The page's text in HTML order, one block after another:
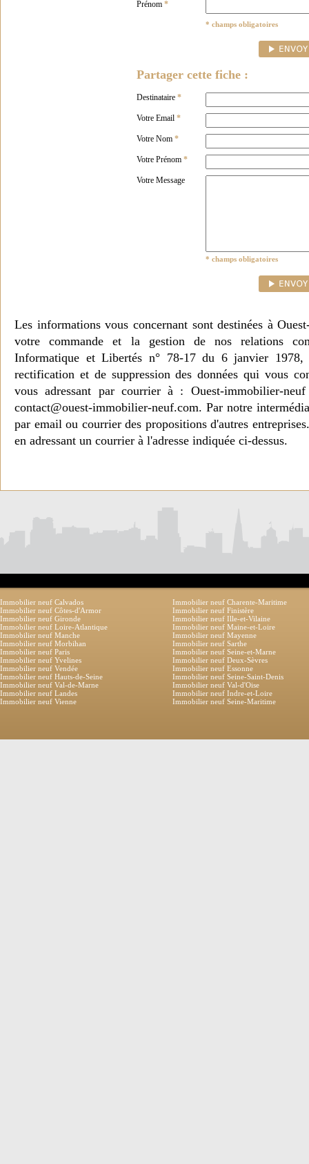
Prénom *
* champs obligatoires
Partager cette fiche :
Destinataire *
Votre Email *
Votre Nom *
Votre Prénom *
Votre Message
* champs obligatoires
Les informations vous concernant sont destinées à
votre commande et la gestion de nos relations
Informatique et Libertés n° 78-17 du 6 janvier 1978,
rectification et de suppression des données qui vous
vous adressant par courrier à : Ouest-immobilier-
contact@ouest-immobilier-neuf.com. Par notre
par email ou courrier des propositions d'autres
en adressant un courrier à l'adresse indiquée ci-dessus.
Immobilier neuf Calvados
Immobilier neuf Charente-Maritime
Immobilier neuf Côtes-d'Armor
Immobilier neuf Finistère
Immobilier neuf Gironde
Immobilier neuf Ille-et-Vilaine
Immobilier neuf Loire-Atlantique
Immobilier neuf Maine-et-Loire
Immobilier neuf Manche
Immobilier neuf Mayenne
Immobilier neuf Morbihan
Immobilier neuf Sarthe
Immobilier neuf Paris
Immobilier neuf Seine-et-Marne
Immobilier neuf Yvelines
Immobilier neuf Deux-Sèvres
Immobilier neuf Vendée
Immobilier neuf Essonne
Immobilier neuf Hauts-de-Seine
Immobilier neuf Seine-Saint-Denis
Immobilier neuf Val-de-Marne
Immobilier neuf Val-d'Oise
Immobilier neuf Landes
Immobilier neuf Indre-et-Loire
Immobilier neuf Vienne
Immobilier neuf Seine-Maritime